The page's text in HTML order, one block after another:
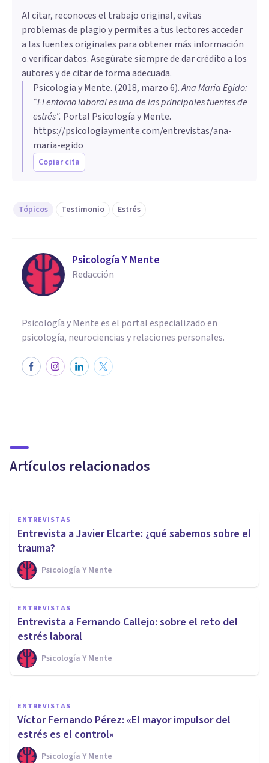
Al citar, reconoces el trabajo original, evitas
problemas de plagio y permites a tus lectores acceder
a las fuentes originales para obtener más información
o verificar datos. Asegúrate siempre de dar crédito a los
autores y de citar de forma adecuada.
Psicología y Mente. (2018, marzo 6).Ana María Egido:
“El entorno laboral es una de las principales fuentes de
estrés". Portal Psicología y Mente.
https://psicologiaymente.com/entrevistas/ana-
maria-egido
Copiar cita
Tópicos Testimonio Estrés
Psicología Y Mente
Redacción
Psicología y Mente es el portal especializado en
psicología, neurociencias y relaciones personales.
Artículos relacionados
necesario"
ENTREVISTAS
Entrevista a Javier Elcarte: ¿qué sabemos sobre el
trauma?
Psicología Y Mente
ENTREVISTAS
Entrevista a Fernando Callejo: sobre el reto del
estrés laboral
Psicología Y Mente
ENTREVISTAS
Nacho Coller: 'Creí que al ser
psicólogo controlaría mi
depresión; qué error'
Psicología Y Mente
ENTREVISTAS
Víctor Fernando Pérez: «El mayor impulsor del
estrés es el control»
Psicología Y Mente